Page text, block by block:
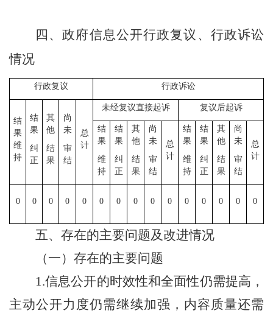
四、政府信息公开行政复议、行政诉讼
情况
行政复议 行政诉讼
结
果
维
持
结
果
纠
正
其
他
结
果
尚
未
审
结
总
计
未经复议直接起诉 复议后起诉
结
果
维
持
结
果
纠
正
其
他
结
果
尚
未
审
结
总
计
结
果
维
持
结
果
纠
正
其
他
结
果
尚
未
审
结
总
计
0 0 0 0 0 0 0 0 0 0 0 0 0 0 0
五、存在的主要问题及改进情况
（一）存在的主要问题
1.信息公开的时效性和全面性仍需提高 ，
主动公开力度仍需继续加强 ， 内容质量还需